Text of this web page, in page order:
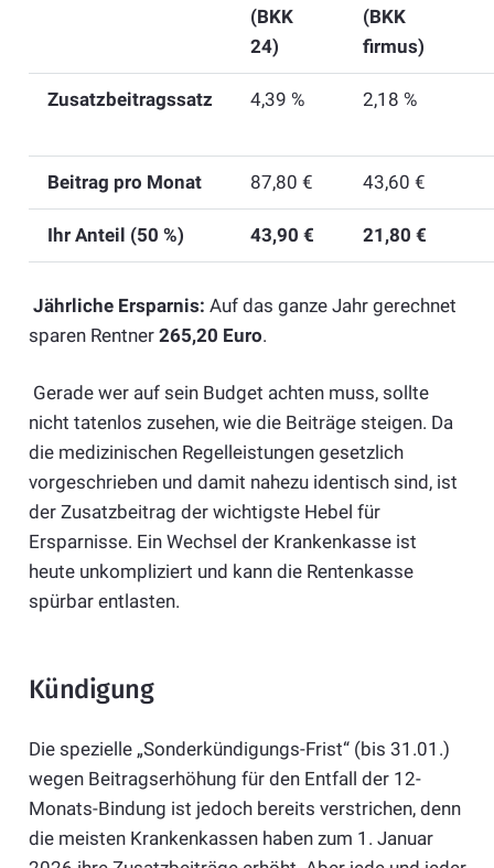
(BKK
24)
(BKK
firmus)
Zusatzbeitragssatz 4,39 % 2,18 %
Beitrag pro Monat 87,80 € 43,60 €
Ihr Anteil (50 %) 43,90 € 21,80 €
Jährliche Ersparnis: Auf das ganze Jahr gerechnet
sparen Rentner 265,20 Euro.
Gerade wer auf sein Budget achten muss, sollte
nicht tatenlos zusehen, wie die Beiträge steigen. Da
die medizinischen Regelleistungen gesetzlich
vorgeschrieben und damit nahezu identisch sind, ist
der Zusatzbeitrag der wichtigste Hebel für
Ersparnisse. Ein Wechsel der Krankenkasse ist
heute unkompliziert und kann die Rentenkasse
spürbar entlasten.
Kündigung
Die spezielle „Sonderkündigungs-Frist“ (bis 31.01.)
wegen Beitragserhöhung für den Entfall der 12-
Monats-Bindung ist jedoch bereits verstrichen, denn
die meisten Krankenkassen haben zum 1. Januar